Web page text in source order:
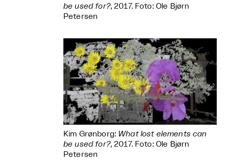
be used for?, 2017. Foto: Ole Bjørn
Petersen
Kim Grønborg: What lost elements can
be used for?, 2017. Foto: Ole Bjørn
Petersen